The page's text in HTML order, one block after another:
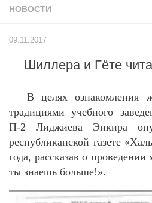
Учёный совет
Контакты РГУ СоцТех
Абитуриенту
Рейтинговые списки
Приказы о зачислении
Студенту
НОВОСТИ
09.11.2017
Шиллера и Гёте
В целях ознакомления
традициями учебного
П-2 Лиджиева Энкира
республиканской газете
года, рассказав о
ты знаешь больше!».